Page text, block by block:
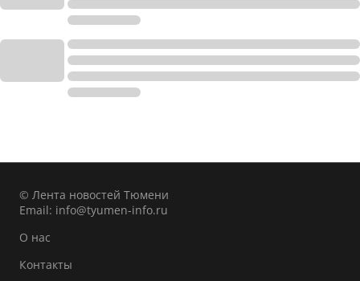
© Лента новостей Тюмени
Email: info@tyumen-info.ru
О нас
Контакты